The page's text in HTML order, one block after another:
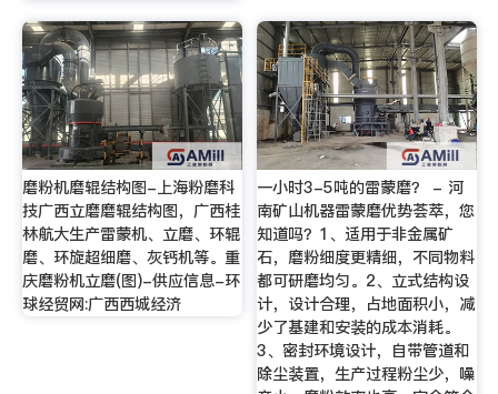
磨粉机磨辊结构图-上海粉磨科
技广西立磨磨辊结构图，广西桂
林航大生产雷蒙机、立磨、环辊
磨、环旋超细磨、灰钙机等。重
庆磨粉机立磨(图)-供应信息-环
球经贸网:广西西城经济
一小时3-5吨的雷蒙磨？ - 河
南矿山机器雷蒙磨优势荟萃，您
知道吗？1、适用于非金属矿
石，磨粉细度更精细，不同物料
都可研磨均匀。2、立式结构设
计，设计合理，占地面积小，减
少了基建和安装的成本消耗。
3、密封环境设计，自带管道和
除尘装置，生产过程粉尘少，噪